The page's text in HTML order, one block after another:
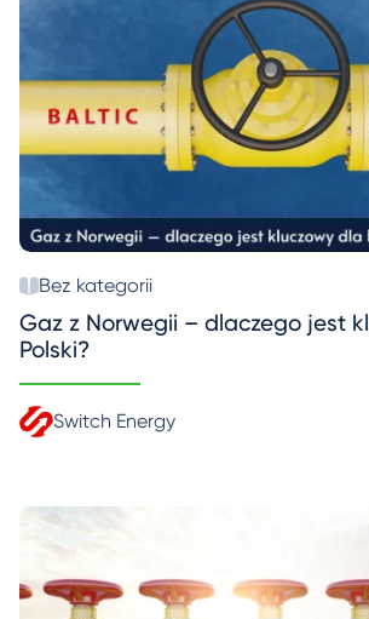
Bez kategorii
Gaz z Norwegii – dlaczego jest
Polski?
Switch Energy